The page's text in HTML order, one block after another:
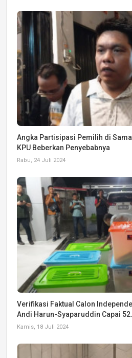
Angka Partisipasi Pemilih di
KPU Beberkan Penyebabnya
Rabu, 24 Juli 2024
Verifikasi Faktual Calon
Andi Harun-Syaparuddin Capai
Kamis, 18 Juli 2024